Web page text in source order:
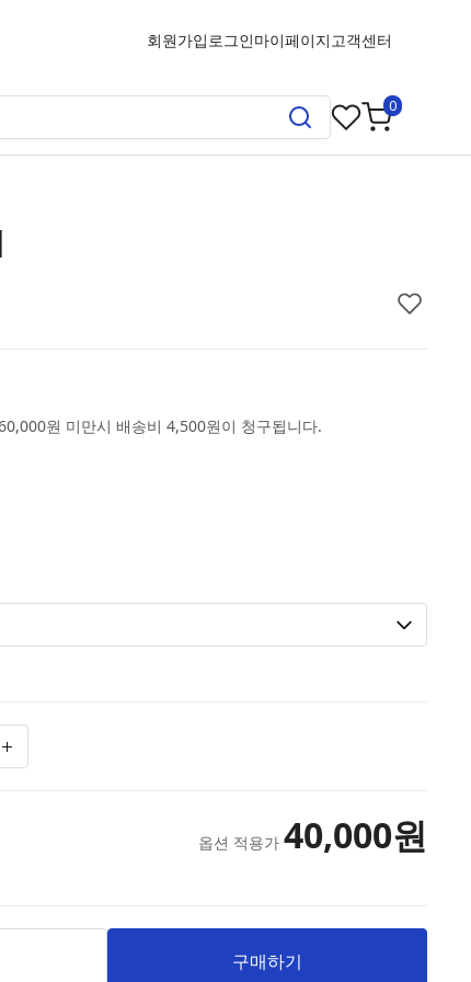
회원가입로그인마이페이지고객센터
0
원 미만시 배송비 4,500원이 청구됩니다.
옵션 적용가 40,000원
구매하기